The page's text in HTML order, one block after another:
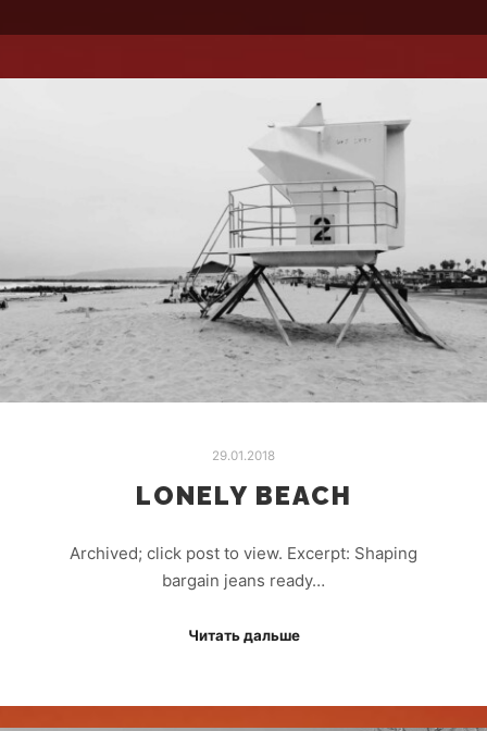
29.01.2018
LONELY BEACH
Archived; click post to view. Excerpt: Shaping
bargain jeans ready…
Читать дальше